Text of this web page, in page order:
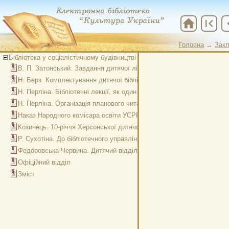
Головна →
home first_page
Бібліотека у соціалістичному будівництві № 6, червень 1934
В. П. Затонський. Завдання дитячої літератури на сучасному етапі
Н. Берз. Комплектування дитячої бібліотеки в світлі завдань
Н. Перліна. Бібліотечні лекції, як один із засобів виховно-
Н. Перліна. Організація планового читання в дитячих бібліотеках
Наказ Народного комісара освіти УСРР від 7/V 1934 року
Козинець. 10-річчя Херсонської дитячої бібліотеки
Р. Сухотіна. До бібліотечного управління НКО. Інспектору дитячих
Федоровська-Червина. Дитячий відділ Державної наукової
Офіційний відділ
Зміст